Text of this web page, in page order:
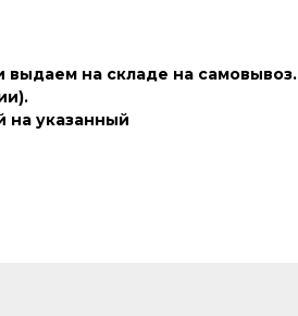
выдаем на складе на самовывоз.
на указанный